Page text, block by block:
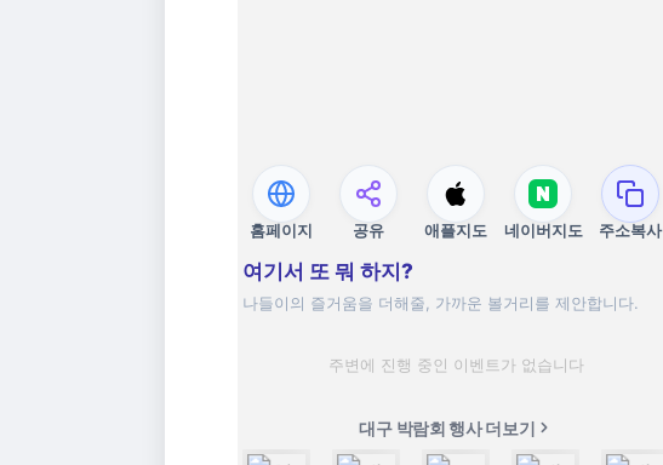
홈페이지 공유 애플지도 네이버지도 주소복사
여기서 또 뭐 하지?
나들이의 즐거움을 더해줄, 가까운 볼거리를 제안합니다.
주변에 진행 중인 이벤트가 없습니다
대구 박람회 행사 더보기